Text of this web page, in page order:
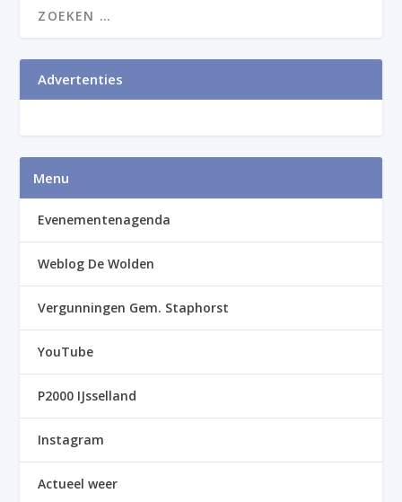
Advertenties
Menu
Evenementenagenda
Weblog De Wolden
Vergunningen Gem. Staphorst
YouTube
P2000 IJsselland
Instagram
Actueel weer